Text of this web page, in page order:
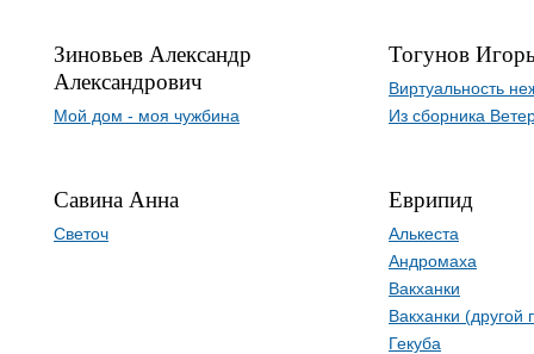
Зиновьев Александр
Александрович
Мой дом - моя чужбина
Савина Анна
Светоч
Тогунов
Виртуальность
Из сборника
Еврипид
Алькеста
Андромаха
Вакханки
Вакханки (другой
Гекуба